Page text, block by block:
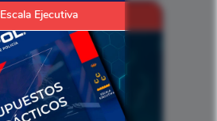
Escala Ejecutiva